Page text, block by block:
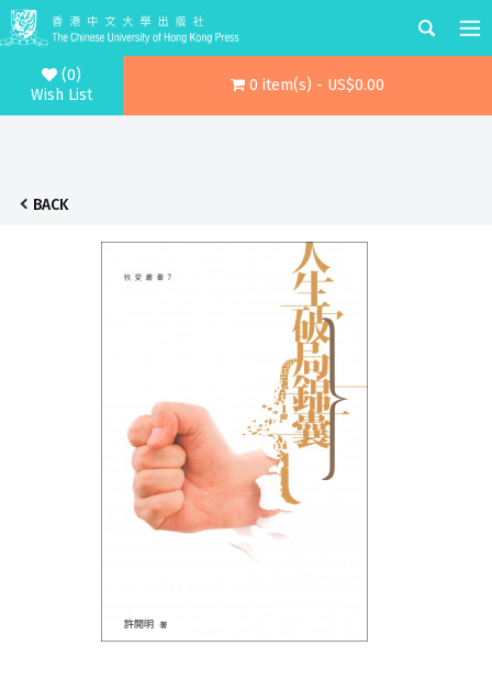
(0)
Wish List
0 item(s) - US$0.00
BACK